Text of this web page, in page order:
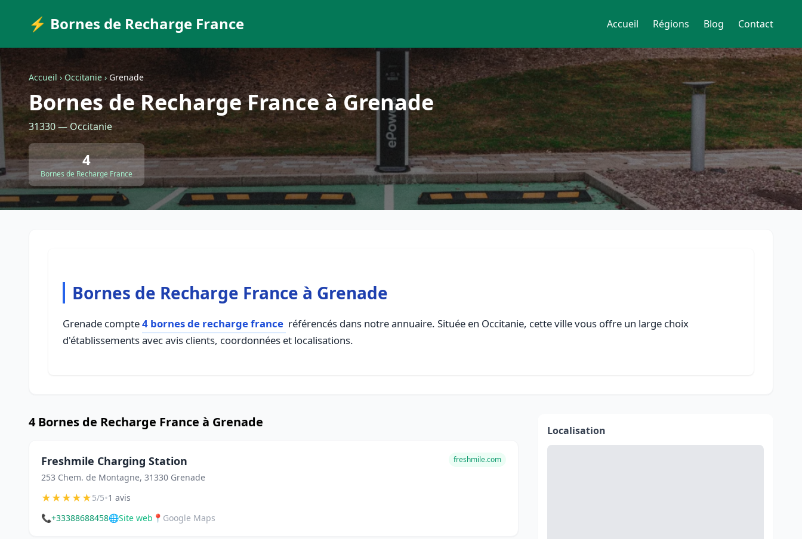
⚡ Bornes de Recharge France Accueil Régions Blog Contact
Accueil › Occitanie › Grenade
Bornes de Recharge France à Grenade
31330 — Occitanie
4
Bornes de Recharge France
Bornes de Recharge France à Grenade
Grenade compte4 bornes de recharge france référencés dans notre annuaire. Située en Occitanie, cette ville vous offre un large choix
d'établissements avec avis clients, coordonnées et localisations.
4 Bornes de Recharge France à Grenade
Freshmile Charging Station
253 Chem. de Montagne, 31330 Grenade
freshmile.com
★★★★★5/5•1 avis
📞+33388688458🌐Site web 📍 Google Maps
Localisation